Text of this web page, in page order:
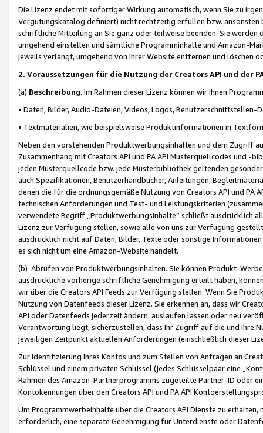
Die Lizenz endet mit sofortiger Wirkung automatisch, wenn Sie zu
Vergütungskatalog definiert) nicht rechtzeitig erfüllen bzw. ansonsten
schriftliche Mitteilung an Sie ganz oder teilweise beenden. Sie werden
umgehend einstellen und sämtliche Programminhalte und Amazon-
jeweils verlangt, umgehend von Ihrer Website entfernen und löschen
2. Voraussetzungen für die Nutzung der Creators API und der
(a) Beschreibung. Im Rahmen dieser Lizenz können wir Ihnen
• Daten, Bilder, Audio-Dateien, Videos, Logos, Benutzerschnittstellen-
• Textmaterialien, wie beispielsweise Produktinformationen in
Neben den vorstehenden Produktwerbungsinhalten und dem Zugriff
Zusammenhang mit Creators API und PA API Musterquellcodes und
jeden Musterquellcode bzw. jede Musterbibliothek geltenden
auch Spezifikationen, Benutzerhandbücher, Anleitungen,
denen die für die ordnungsgemäße Nutzung von Creators API und PA
technischen Anforderungen und Test- und Leistungskriterien
verwendete Begriff „Produktwerbungsinhalte“ schließt ausdrücklich
Lizenz zur Verfügung stellen, sowie alle von uns zur Verfügung
ausdrücklich nicht auf Daten, Bilder, Texte oder sonstige
es sich nicht um eine Amazon-Website handelt.
(b) Abrufen von Produktwerbungsinhalten. Sie können Produkt-
ausdrückliche vorherige schriftliche Genehmigung erteilt haben,
wir über die Creators API Feeds zur Verfügung stellen. Wenn Sie
Nutzung von Datenfeeds dieser Lizenz. Sie erkennen an, dass wir
API oder Datenfeeds jederzeit ändern, auslaufen lassen oder neu
Verantwortung liegt, sicherzustellen, dass Ihr Zugriff auf die und Ihre
jeweiligen Zeitpunkt aktuellen Anforderungen (einschließlich dieser
Zur Identifizierung Ihres Kontos und zum Stellen von Anfragen an
Schlüssel und einem privaten Schlüssel (jedes Schlüsselpaar eine
Rahmen des Amazon-Partnerprogramms zugeteilte Partner-ID oder
Kontokennungen über den Creators API und PA API
Um Programmwerbeinhalte über die Creators API Dienste zu
erforderlich, eine separate Genehmigung für Unterdienste oder